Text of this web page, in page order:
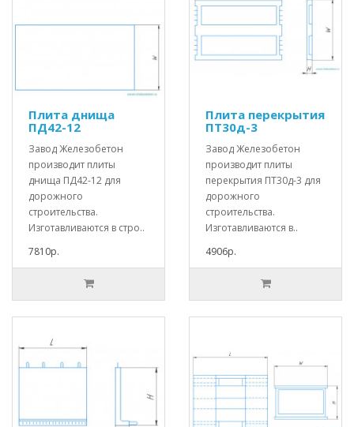
Плита днища
ПД42-12
Завод Железобетон
производит плиты
днища ПД42-12 для
дорожного
строительства.
Изготавливаются в стро..
7810р.
Плита перекрытия
ПТ30д-3
Завод Железобетон
производит плиты
перекрытия ПТ30д-3 для
дорожного
строительства.
Изготавливаются в..
4906р.